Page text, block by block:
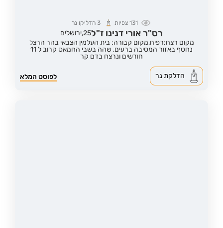
131 צפיות 3הדליקו נר
רס"ר אורי דנינו ז"ל25,ירושלים
מקום רצח:רפיח,מקום קבורה: בית העלמין הצבאי בהר הרצל
נחטף באזור המסיבה ברעים, שהה בשבי החמאס קרוב ל 11
חודשים ונרצח בדם קר
לפוסט המלא הדלקת נר